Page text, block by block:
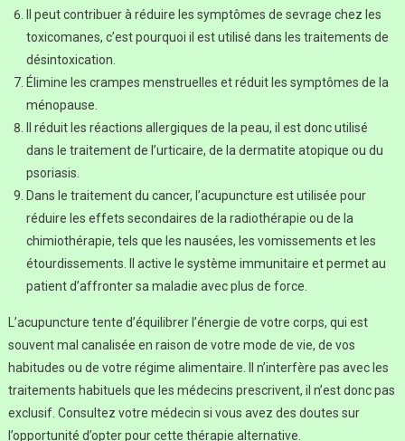
Il peut contribuer à réduire les symptômes de sevrage chez les
toxicomanes, c’est pourquoi il est utilisé dans les traitements de
désintoxication.
Élimine les crampes menstruelles et réduit les symptômes de la
ménopause.
Il réduit les réactions allergiques de la peau, il est donc utilisé
dans le traitement de l’urticaire, de la dermatite atopique ou du
psoriasis.
Dans le traitement du cancer, l’acupuncture est utilisée pour
réduire les effets secondaires de la radiothérapie ou de la
chimiothérapie, tels que les nausées, les vomissements et les
étourdissements. Il active le système immunitaire et permet au
patient d’affronter sa maladie avec plus de force.
L’acupuncture tente d’équilibrer l’énergie de votre corps, qui est
souvent mal canalisée en raison de votre mode de vie, de vos
habitudes ou de votre régime alimentaire. Il n’interfère pas avec les
traitements habituels que les médecins prescrivent, il n’est donc pas
exclusif. Consultez votre médecin si vous avez des doutes sur
l’opportunité d’opter pour cette thérapie alternative.